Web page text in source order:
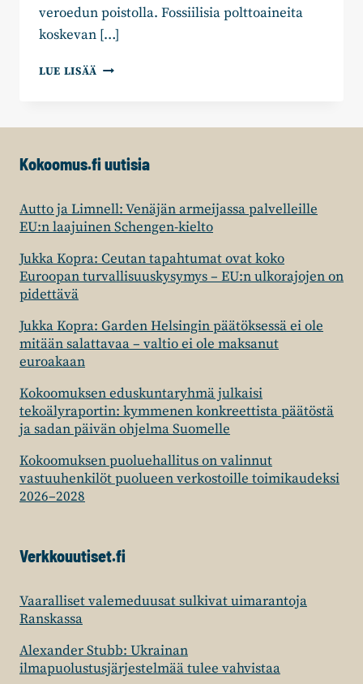
veroedun poistolla. Fossiilisia polttoaineita
koskevan […]
LUE LISÄÄ KAI
BUDJETTIRIIHESSÄ
Kokoomus.fi uutisia
Autto ja Limnell: Venäjän armeijassa palvelleille
EU:n laajuinen Schengen-kielto
Jukka Kopra: Ceutan tapahtumat ovat koko
Euroopan turvallisuuskysymys – EU:n ulkorajojen on
pidettävä
Jukka Kopra: Garden Helsingin päätöksessä ei ole
mitään salattavaa – valtio ei ole maksanut
euroakaan
Kokoomuksen eduskuntaryhmä julkaisi
tekoälyraportin: kymmenen konkreettista päätöstä
ja sadan päivän ohjelma Suomelle
Kokoomuksen puoluehallitus on valinnut
vastuuhenkilöt puolueen verkostoille toimikaudeksi
2026–2028
Verkkouutiset.fi
Vaaralliset valemeduusat sulkivat uimarantoja
Ranskassa
Alexander Stubb: Ukrainan
ilmapuolustusjärjestelmää tulee vahvistaa